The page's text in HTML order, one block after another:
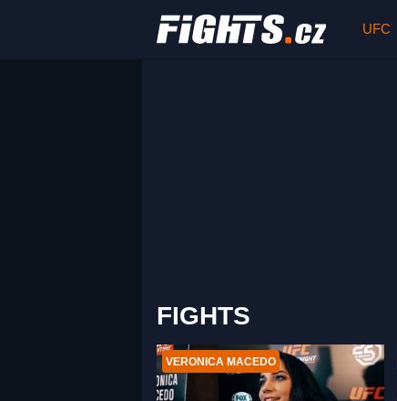
UFC
FIGHTS
VERONICA MACEDO